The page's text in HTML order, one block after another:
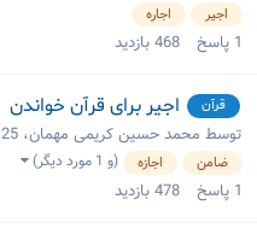
اجیر اجاره
1 پاسخ 468بازدید
قرآن اجیر برای قرآن خواندن
توسط محمد حسین کریمی مهمان، 25 فروردین 1402
ضامن اجازه (و 1 مورد دیگر)
1 پاسخ 478بازدید